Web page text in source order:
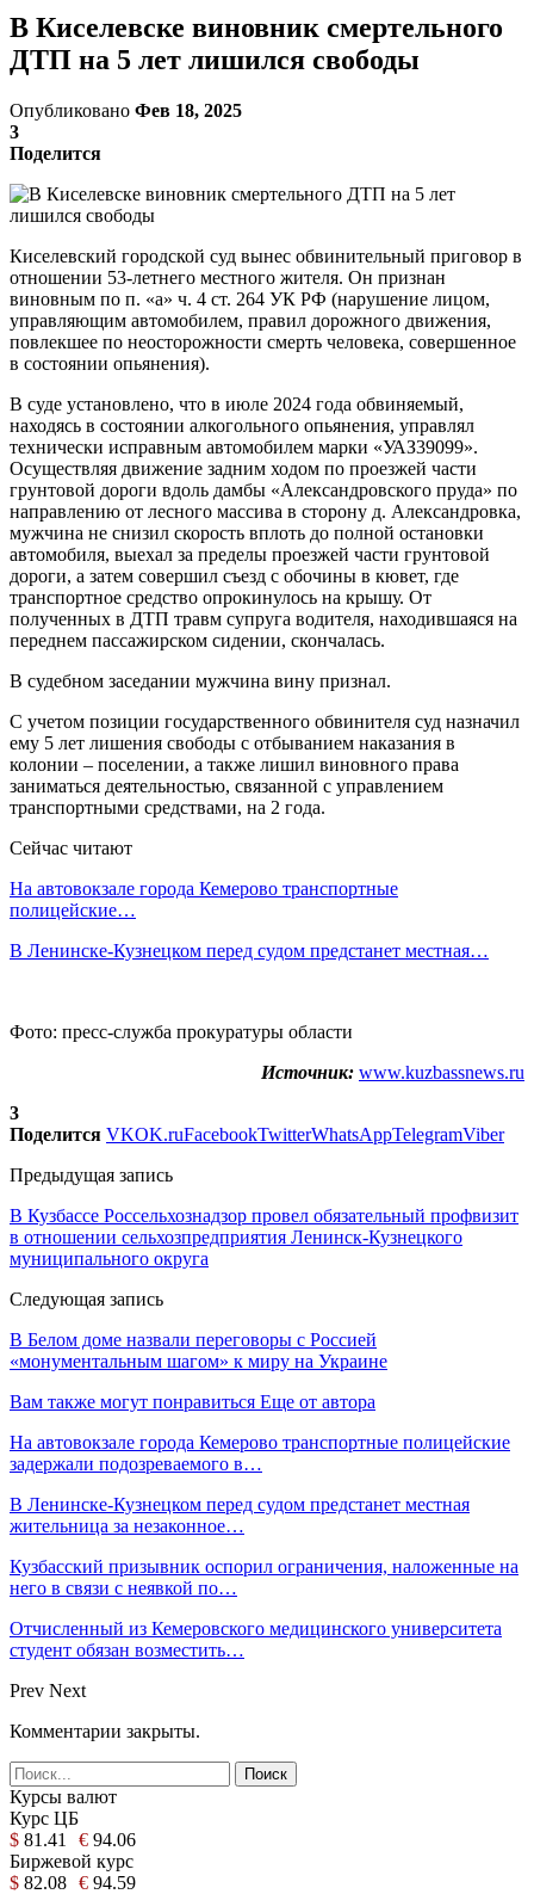
В Киселевске виновник смертельного
ДТП на 5 лет лишился свободы
Опубликовано Фев 18, 2025
3
Поделится
Киселевский городской суд вынес обвинительный приговор в
отношении 53-летнего местного жителя. Он признан
виновным по п. «а» ч. 4 ст. 264 УК РФ (нарушение лицом,
управляющим автомобилем, правил дорожного движения,
повлекшее по неосторожности смерть человека, совершенное
в состоянии опьянения).
В суде установлено, что в июле 2024 года обвиняемый,
находясь в состоянии алкогольного опьянения, управлял
технически исправным автомобилем марки «УАЗ39099».
Осуществляя движение задним ходом по проезжей части
грунтовой дороги вдоль дамбы «Александровского пруда» по
направлению от лесного массива в сторону д. Александровка,
мужчина не снизил скорость вплоть до полной остановки
автомобиля, выехал за пределы проезжей части грунтовой
дороги, а затем совершил съезд с обочины в кювет, где
транспортное средство опрокинулось на крышу. От
полученных в ДТП травм супруга водителя, находившаяся на
переднем пассажирском сидении, скончалась.
В судебном заседании мужчина вину признал.
С учетом позиции государственного обвинителя суд назначил
ему 5 лет лишения свободы с отбыванием наказания в
колонии – поселении, а также лишил виновного права
заниматься деятельностью, связанной с управлением
транспортными средствами, на 2 года.
Сейчас читают
На автовокзале города Кемерово транспортные
полицейские…
В Ленинске-Кузнецком перед судом предстанет местная…
Фото: пресс-служба прокуратуры области
Источник: www.kuzbassnews.ru
3
Поделится VKOK.ruFacebookTwitterWhatsAppTelegramViber
Предыдущая запись
В Кузбассе Россельхознадзор провел обязательный профвизит
в отношении сельхозпредприятия Ленинск-Кузнецкого
муниципального округа
Следующая запись
В Белом доме назвали переговоры с Россией
«монументальным шагом» к миру на Украине
Вам также могут понравиться Еще от автора
На автовокзале города Кемерово транспортные полицейские
задержали подозреваемого в…
В Ленинске-Кузнецком перед судом предстанет местная
жительница за незаконное…
Кузбасский призывник оспорил ограничения, наложенные на
него в связи с неявкой по…
Отчисленный из Кемеровского медицинского университета
студент обязан возместить…
Prev Next
Комментарии закрыты.
Курсы валют
Курс ЦБ
$ 81.41 € 94.06
Биржевой курс
$ 82.08 € 94.59